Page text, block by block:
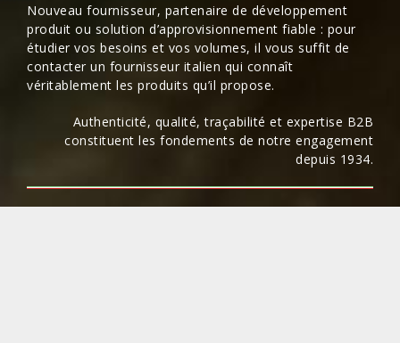
Nouveau fournisseur, partenaire de développement
produit ou solution d’approvisionnement fiable : pour
étudier vos besoins et vos volumes, il vous suffit de
contacter un fournisseur italien qui connaît
véritablement les produits qu’il propose.
Authenticité, qualité, traçabilité et expertise B2B
constituent les fondements de notre engagement
depuis 1934.